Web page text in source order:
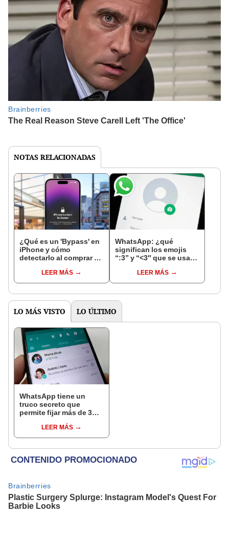
NOTAS RELACIONADAS
¿Qué es un 'Bypass' en
iPhone y cómo
detectarlo al comprar un
LEER MÁS
WhatsApp: ¿qué
significan los emojis
“:3” y “<3″ que se usan
LEER MÁS
LO MÁS VISTO LO ÚLTIMO
WhatsApp tiene un
truco secreto que
permite fijar más de 3
conocenLEER MÁS